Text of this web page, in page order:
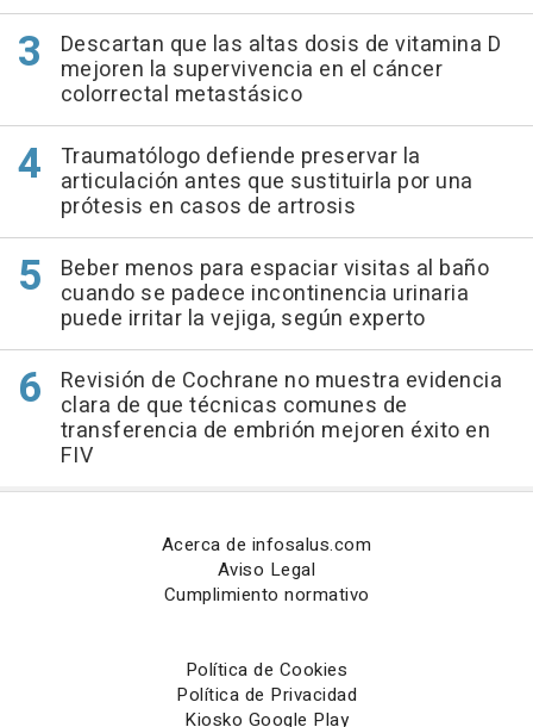
Descartan que las altas dosis de vitamina D
mejoren la supervivencia en el cáncer
colorrectal metastásico
Traumatólogo defiende preservar la
articulación antes que sustituirla por una
prótesis en casos de artrosis
Beber menos para espaciar visitas al baño
cuando se padece incontinencia urinaria
puede irritar la vejiga, según experto
Revisión de Cochrane no muestra evidencia
clara de que técnicas comunes de
transferencia de embrión mejoren éxito en
FIV
Acerca de infosalus.com
Aviso Legal
Cumplimiento normativo
Política de Cookies
Política de Privacidad
Kiosko Google Play